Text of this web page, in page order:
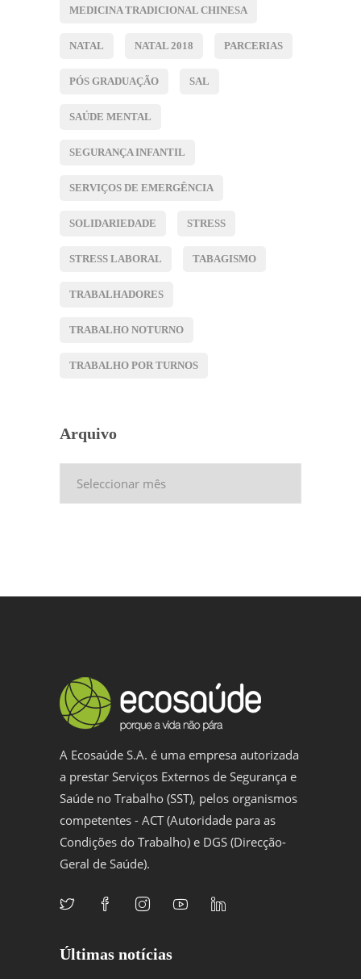
MEDICINA TRADICIONAL CHINESA
NATAL NATAL 2018 PARCERIAS
PÓS GRADUAÇÃO SAL
SAÚDE MENTAL
SEGURANÇA INFANTIL
SERVIÇOS DE EMERGÊNCIA
SOLIDARIEDADE STRESS
STRESS LABORAL TABAGISMO
TRABALHADORES
TRABALHO NOTURNO
TRABALHO POR TURNOS
Arquivo
A Ecosaúde S.A. é uma empresa autorizada
a prestar Serviços Externos de Segurança e
Saúde no Trabalho (SST), pelos organismos
competentes - ACT (Autoridade para as
Condições do Trabalho) e DGS (Direcção-
Geral de Saúde).
Últimas notícias